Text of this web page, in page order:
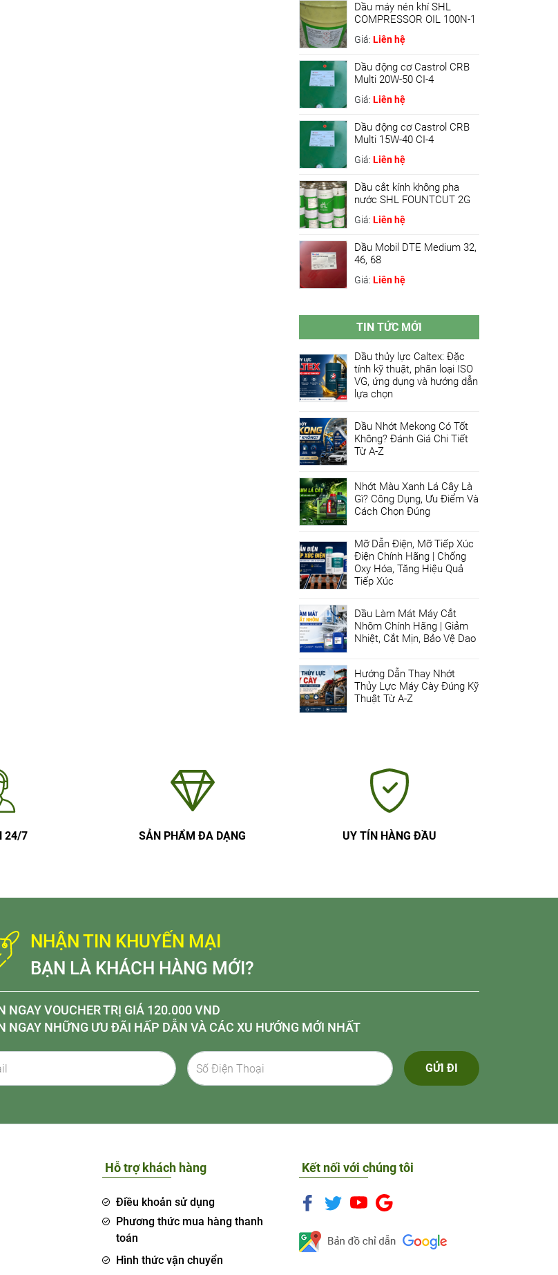
Dầu máy nén khí SHL
COMPRESSOR OIL 100N-1
Giá: Liên hệ
Dầu động cơ Castrol CRB
Multi 20W-50 CI-4
Giá: Liên hệ
Dầu động cơ Castrol CRB
Multi 15W-40 CI-4
Giá: Liên hệ
Dầu cắt kính không pha
nước SHL FOUNTCUT 2G
Giá: Liên hệ
Dầu Mobil DTE Medium 32,
46, 68
Giá: Liên hệ
TIN TỨC MỚI
Dầu thủy lực Caltex: Đặc
tính kỹ thuật, phân loại ISO
VG, ứng dụng và hướng dẫn
lựa chọn
Dầu Nhớt Mekong Có Tốt
Không? Đánh Giá Chi Tiết
Từ A-Z
Nhớt Màu Xanh Lá Cây Là
Gì? Công Dụng, Ưu Điểm Và
Cách Chọn Đúng
Mỡ Dẫn Điện, Mỡ Tiếp Xúc
Điện Chính Hãng | Chống
Oxy Hóa, Tăng Hiệu Quả
Tiếp Xúc
Dầu Làm Mát Máy Cắt
Nhôm Chính Hãng | Giảm
Nhiệt, Cắt Mịn, Bảo Vệ Dao
Hướng Dẫn Thay Nhớt
Thủy Lực Máy Cày Đúng Kỹ
Thuật Từ A-Z
24/7 SẢN PHẨM ĐA DẠNG UY TÍN HÀNG ĐẦU
NHẬN TIN KHUYẾN MẠI
BẠN LÀ KHÁCH HÀNG MỚI?
NGAY VOUCHER TRỊ GIÁ 120.000 VND
NGAY NHỮNG ƯU ĐÃI HẤP DẪN VÀ CÁC XU HƯỚNG MỚI NHẤT
GỬI ĐI
Hỗ trợ khách hàng
Điều khoản sử dụng
Phương thức mua hàng thanh
toán
Hình thức vận chuyển
Kết nối với chúng tôi